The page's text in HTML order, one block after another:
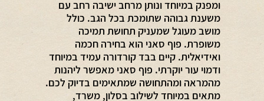
ומפנק במיוחד ונותן מרחב ישיבה רחב עם
משענת גבוהה שתומכת בכל הגב. כולל
מושב מעוגל שמעניק תחושת תמיכה
משופרת. פוף סאני הוא בחירה חכמה
ואידיאלית. קיים בבד קורדורה עמיד במיוחד
ודמוי עור יוקרתי. פוף סאני מאפשר ליהנות
מהמראה ומהתחושה שמתאימים בדיוק לכם.
מתאים במיוחד לשילוב בסלון, משרד,